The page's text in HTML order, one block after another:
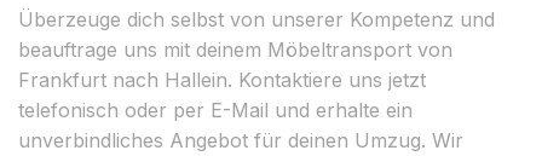
Überzeuge dich selbst von unserer Kompetenz und
beauftrage uns mit deinem Möbeltransport von
Frankfurt nach Hallein. Kontaktiere uns jetzt
telefonisch oder per E-Mail und erhalte ein
unverbindliches Angebot für deinen Umzug. Wir